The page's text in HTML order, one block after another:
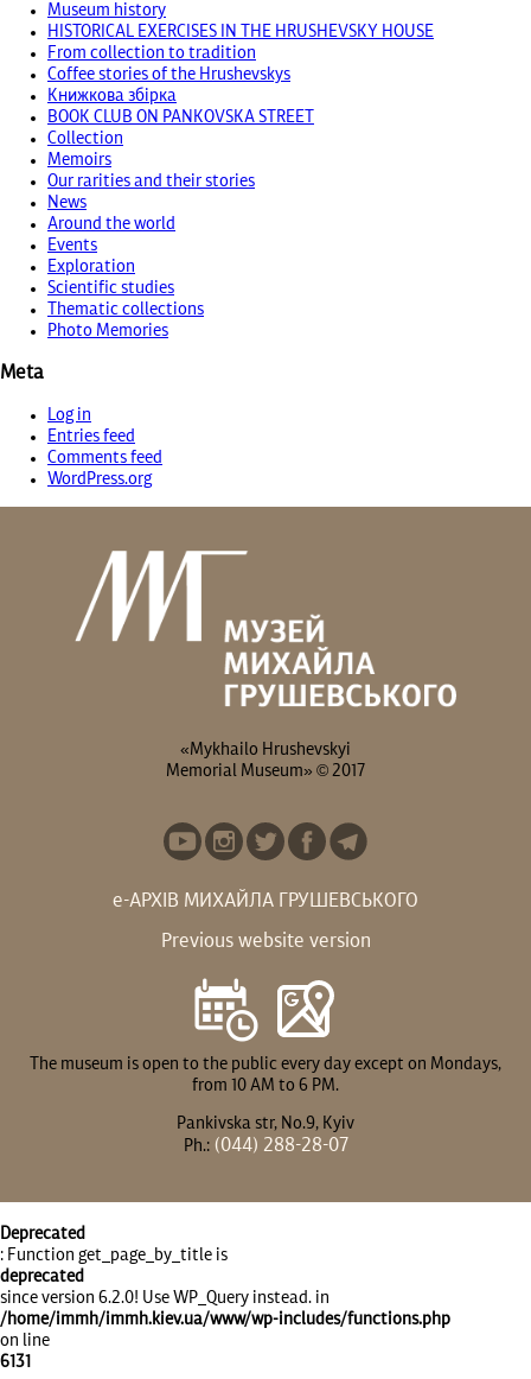
Museum history
HISTORICAL EXERCISES IN THE HRUSHEVSKY HOUSE
From collection to tradition
Coffee stories of the Hrushevskys
Книжкова збірка
BOOK CLUB ON PANKOVSKA STREET
Collection
Memoirs
Our rarities and their stories
News
Around the world
Events
Exploration
Scientific studies
Thematic collections
Photo Memories
Meta
Log in
Entries feed
Comments feed
WordPress.org
«Mykhailo Hrushevskyi
Memorial Museum» © 2017
е-АРХІВ МИХАЙЛА ГРУШЕВСЬКОГО
Previous website version
The museum is open to the public every day except on Mondays,
from 10 AM to 6 PM.
Pankivska str, No.9, Kyiv
Ph.:(044) 288-28-07
Deprecated
: Function get_page_by_title is
deprecated
since version 6.2.0! Use WP_Query instead. in
/home/immh/immh.kiev.ua/www/wp-includes/functions.php
on line
6131